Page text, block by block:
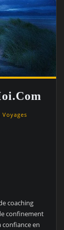
Voyages
coaching
confinement
confiance en